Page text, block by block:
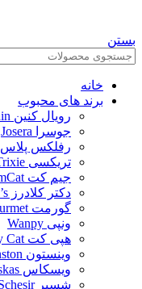
بستن
خانه
برند های محبوب
رویال کنین Royal Canin
جوسرا Josera
رفلکس پلاس Reflex Plus
تریکسی Trixie
جیم کت GimCat
دکتر کلادرز Dr.Clauder’s
گورمت Gourmet
ونپی Wanpy
هپی کت Happy Cat
وینستون Winston
ویسکاس Whiskas
شسیر Schesir